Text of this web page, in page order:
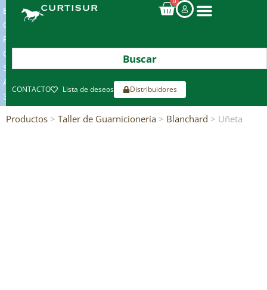
ENVIOS
GRATIS
POR
COMPRAS
SUPERIORES
A
300€*
CONTACTO Lista de deseos Distribuidores
Productos > Taller de Guarnicionería > Blanchard > Uñeta